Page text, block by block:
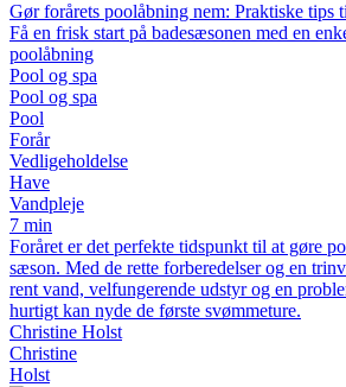
Gør forårets poolåbning nem: Praktiske tips
Få en frisk start på badesæsonen med en
poolåbning
Pool og spa
Pool og spa
Pool
Forår
Vedligeholdelse
Have
Vandpleje
7 min
Foråret er det perfekte tidspunkt til at gøre
sæson. Med de rette forberedelser og en
rent vand, velfungerende udstyr og en
hurtigt kan nyde de første svømmeture.
Christine Holst
Christine
Holst